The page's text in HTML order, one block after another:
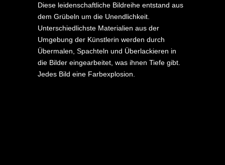
Diese leidenschaftliche Bildreihe entstand aus
dem Grübeln um die Unendlichkeit.
Unterschiedlichste Materialien aus der
Umgebung der Künstlerin werden durch
Übermalen, Spachteln und Überlackieren in
die Bilder eingearbeitet, was ihnen Tiefe gibt.
Jedes Bild eine Farbexplosion.